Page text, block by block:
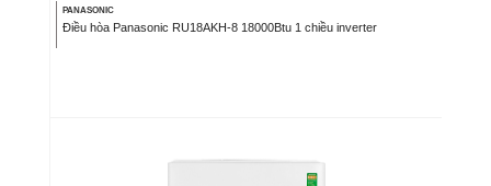
PANASONIC
Điều hòa Panasonic RU18AKH-8 18000Btu 1 chiều inverter